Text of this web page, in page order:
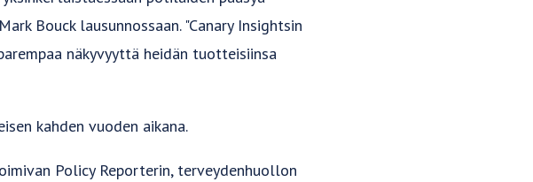
Bouck lausunnossaan. "Canary Insightsin
näkyvyyttä heidän tuotteisiinsa
kahden vuoden aikana.
Policy Reporterin, terveydenhuollon